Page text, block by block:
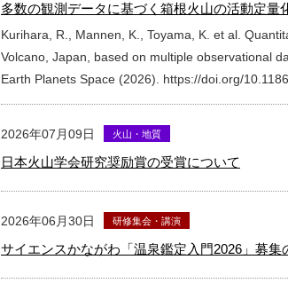
多数の観測データに基づく箱根火山の活動定
Kurihara, R., Mannen, K., Toyama, K. et al.
Volcano, Japan, based on multiple observational
Earth Planets Space (2026). https://doi.org/
2026年07月09日 火山・地質
日本火山学会研究奨励賞の受賞について
2026年06月30日 研修集会・講演
サイエンスかながわ「温泉鑑定入門2026」募集